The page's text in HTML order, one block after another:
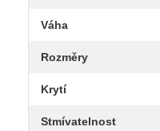
Váha
Rozměry
Krytí
Stmívatelnost